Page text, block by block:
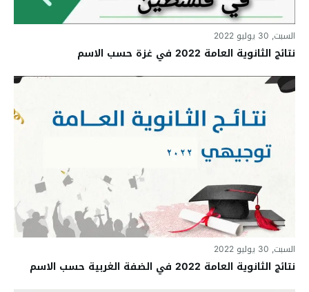
السبت, 30 يوليو 2022
نتائج الثانوية العامة 2022 في غزة حسب الاسم
السبت, 30 يوليو 2022
نتائج الثانوية العامة 2022 في الضفة الغربية حسب الاسم